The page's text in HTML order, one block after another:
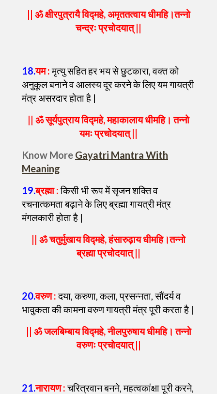
|| ॐ क्षीरपुत्रायै विद्महे, अमृततत्वाय धीमहि।तन्नो
चन्द्रः प्रचोदयात् ||
18.यम :मृत्यु सहित हर भय से छुटकारा, वक्त को
अनुकूल बनाने व आलस्य दूर करने के लिए यम गायत्री
मंत्र असरदार होता है |
|| ॐ सूर्यपुत्राय विद्महे, महाकालाय धीमहि। तन्नो
यमः प्रचोदयात् ||
Know More Gayatri Mantra With
Meaning
19.ब्रह्मा :किसी भी रूप में सृजन शक्ति व
रचनात्कमता बढ़ाने के लिए ब्रह्मा गायत्री मंत्र
मंगलकारी होता है |
|| ॐ चतुर्मुखाय विद्महे, हंसारुढ़ाय धीमहि।तन्नो
ब्रह्मा प्रचोदयात् ||
20.वरुण :दया, करुणा, कला, प्रसन्नता, सौंदर्य व
भावुकता की कामना वरुण गायत्री मंत्र पूरी करता है |
|| ॐ जलबिम्बाय विद्महे, नीलपुरुषाय धीमहि। तन्नो
वरुणः प्रचोदयात् ||
21.नारायण :चरित्रवान बनने, महत्वकांक्षा पूरी करने,